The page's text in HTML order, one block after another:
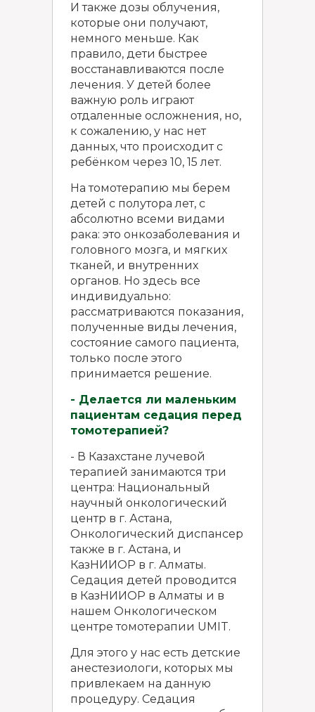
И также дозы облучения,
которые они получают,
немного меньше. Как
правило, дети быстрее
восстанавливаются после
лечения. У детей более
важную роль играют
отдаленные осложнения, но,
к сожалению, у нас нет
данных, что происходит с
ребёнком через 10, 15 лет.
На томотерапию мы берем
детей с полутора лет, с
абсолютно всеми видами
рака: это онкозаболевания и
головного мозга, и мягких
тканей, и внутренних
органов. Но здесь все
индивидуально:
рассматриваются показания,
полученные виды лечения,
состояние самого пациента,
только после этого
принимается решение.
- Делается ли маленьким
пациентам седация перед
томотерапией?
- В Казахстане лучевой
терапией занимаются три
центра: Национальный
научный онкологический
центр в г. Астана,
Онкологический диспансер
также в г. Астана, и
КазНИИОР в г. Алматы.
Седация детей проводится
в КазНИИОР в Алматы и в
нашем Онкологическом
центре томотерапии UMIT.
Для этого у нас есть детские
анестезиологи, которых мы
привлекаем на данную
процедуру. Седация